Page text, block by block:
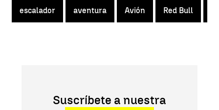
escalador aventura Avión Red Bull
Suscríbete a nuestra